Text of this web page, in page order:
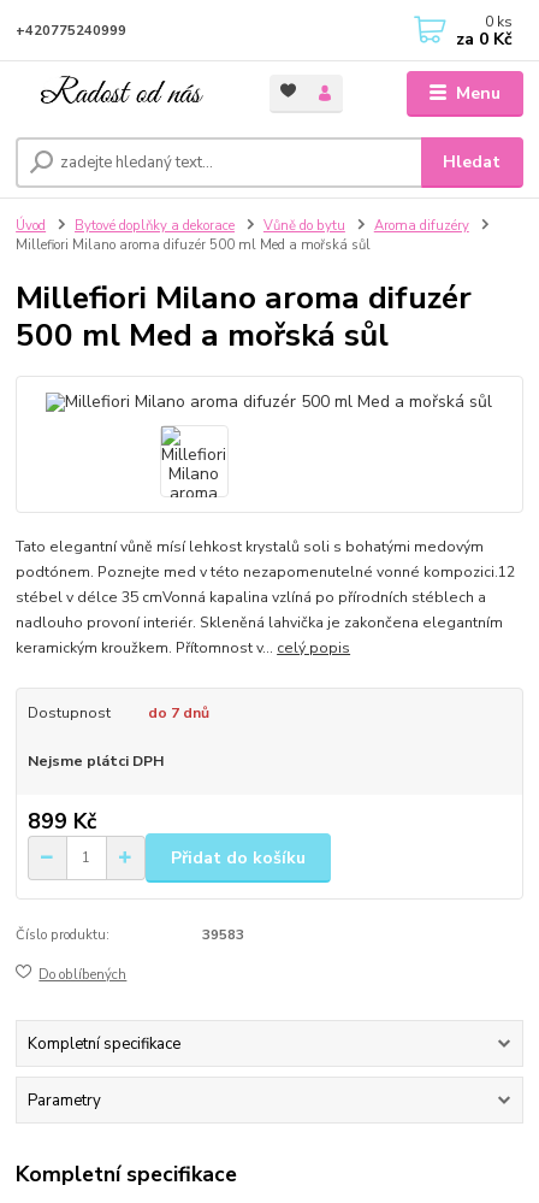
Menu
Hledat
+420775240999 0 ks
za 0 Kč
Úvod Bytové doplňky a dekorace Vůně do bytu
Aroma difuzéry
Millefiori Milano aroma difuzér 500 ml Med a mořská sůl
Millefiori Milano aroma difuzér
500 ml Med a mořská sůl
Tato elegantní vůně mísí lehkost krystalů soli s bohatými medovým
podtónem. Poznejte med v této nezapomenutelné vonné kompozici.12
stébel v délce 35 cmVonná kapalina vzlíná po přírodních stéblech a
nadlouho provoní interiér. Skleněná lahvička je zakončena elegantním
keramickým kroužkem. Přítomnost v... celý popis
Dostupnost do 7 dnů
Nejsme plátci DPH
899 Kč
Přidat do košíku
Číslo produktu: 39583
Do oblíbených
Kompletní specifikace
Parametry
Kompletní specifikace